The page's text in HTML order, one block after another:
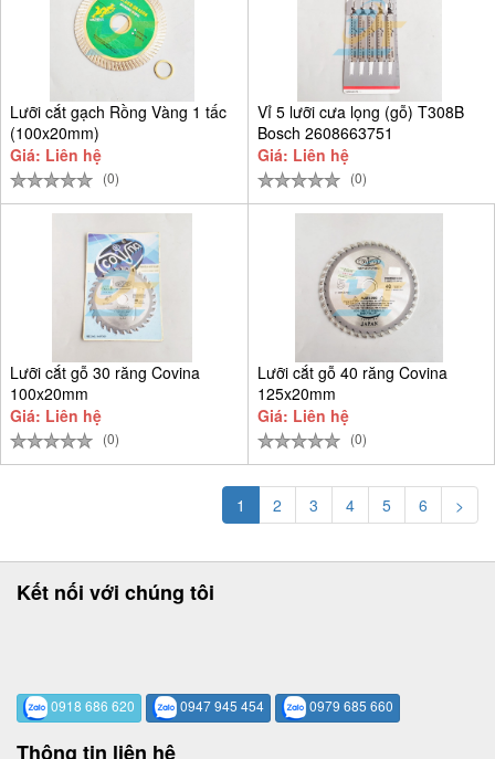
Lưỡi cắt gạch Rồng Vàng 1 tấc
(100x20mm)
Giá: Liên hệ
(0)
Vỉ 5 lưỡi cưa lọng (gỗ) T308B
Bosch 2608663751
Giá: Liên hệ
(0)
Lưỡi cắt gỗ 30 răng Covina
100x20mm
Giá: Liên hệ
(0)
Lưỡi cắt gỗ 40 răng Covina
125x20mm
Giá: Liên hệ
(0)
1 2 3 4 5 6 >
Kết nối với chúng tôi
0918 686 620 0947 945 454 0979 685 660
Thông tin liên hệ